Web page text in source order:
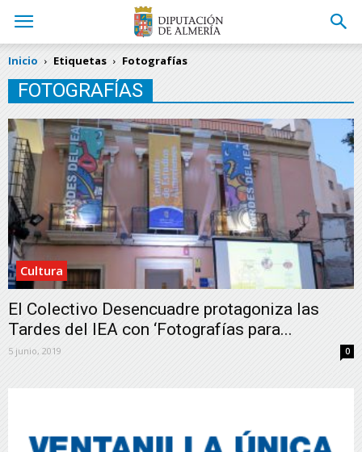
Inicio Etiquetas Fotografías
FOTOGRAFÍAS
Cultura
El Colectivo Desencuadre protagoniza las
Tardes del IEA con ‘Fotografías para...
5 junio, 2019 0